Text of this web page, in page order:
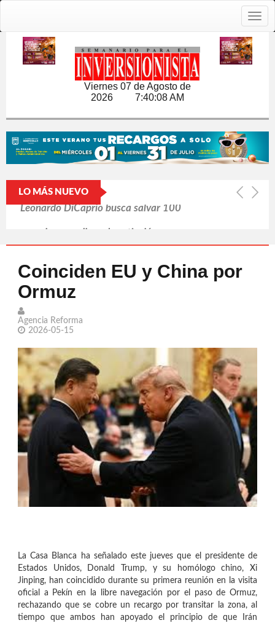
Viernes 07 de Agosto de
2026 7:40:09 AM
LO MÁS NUEVO
IA engaña y piensa por sí misma,
Putin refuerza la retaguardia ante la
exitosa escalada ucraniana
Llama Trump 'repugnantes' a Canadá y
Par de jugadoras sonorenses de
hockey obtienen plata con México en
los JCC 2026
Leonardo DiCaprio busca salvar 100
especies en peligro de extinción
Coinciden EU y China por
Ormuz
Agencia Reforma
2026-05-15
La Casa Blanca ha señalado este jueves que el presidente de
Estados Unidos, Donald Trump, y su homólogo chino, Xi
Jinping, han coincidido durante su primera reunión en la visita
oficial a Pekín en la libre navegación por el paso de Ormuz,
rechazando que se cobre un recargo por transitar la zona, al
tiempo que ambos han apoyado el principio de que Irán